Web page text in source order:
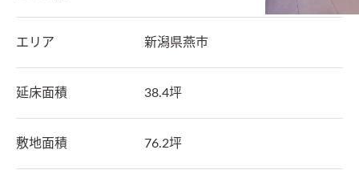
エリア 新潟県燕市
延床面積 38.4坪
敷地面積 76.2坪